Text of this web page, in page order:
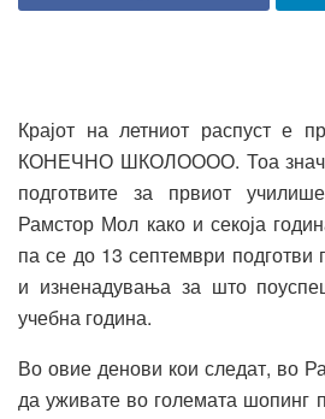
Крајот на летниот распуст е
КОНЕЧНО ШКОЛОООО. Тоа
подготвите за првиот
Рамстор Мол како и секоја
па се до 13 септември подготви
и изненадувања за што
учебна година.
Во овие денови кои следат, во
да уживате во големата шопинг